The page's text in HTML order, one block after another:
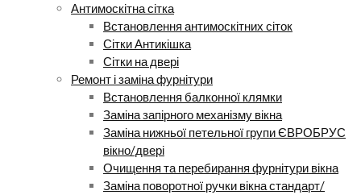
Антимоскітна сітка
Встановлення антимоскітних сіток
Сітки Антикішка
Сітки на двері
Ремонт і заміна фурнітури
Встановлення балконної клямки
Заміна запірного механізму вікна
Заміна нижньої петельної групи ЄВРОБРУС
вікно/двері
Очищення та перебирання фурнітури вікна
Заміна поворотної ручки вікна стандарт/